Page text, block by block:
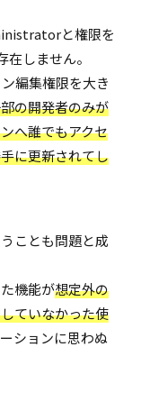
と権限を
しません。
編集権限を大き
の開発者のみが
へ誰でもアクセ
に更新されてし
ことも問題と成
機能が想定外の
ていなかった使
ションに思わぬ